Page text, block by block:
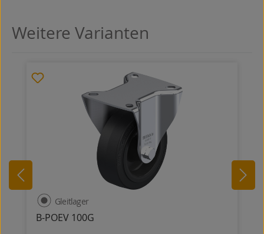
Produktgalerie überspringen
Weitere Varianten
B-POEV 100G
Gleitlager